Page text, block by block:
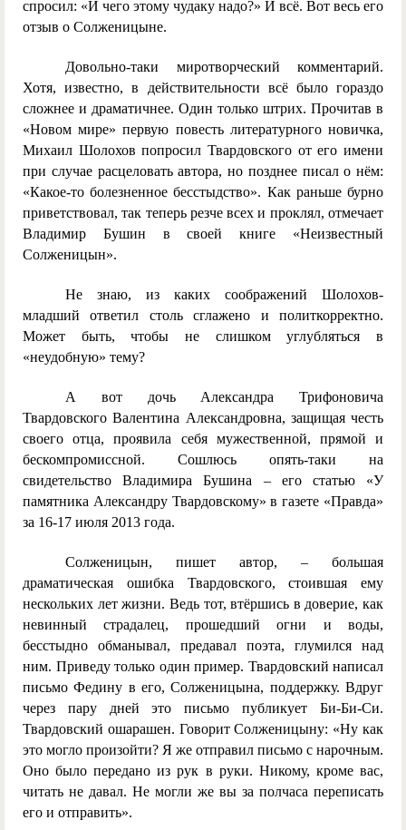
спросил: «И чего этому чудаку надо?» И всё. Вот весь его
отзыв о Солженицыне.
Довольно-таки миротворческий комментарий.
Хотя, известно, в действительности всё было гораздо
сложнее и драматичнее. Один только штрих. Прочитав в
«Новом мире» первую повесть литературного новичка,
Михаил Шолохов попросил Твардовского от его имени
при случае расцеловать автора, но позднее писал о нём:
«Какое-то болезненное бесстыдство». Как раньше бурно
приветствовал, так теперь резче всех и проклял, отмечает
Владимир Бушин в своей книге «Неизвестный
Солженицын».
Не знаю, из каких соображений Шолохов-
младший ответил столь сглажено и политкорректно.
Может быть, чтобы не слишком углубляться в
«неудобную» тему?
А вот дочь Александра Трифоновича
Твардовского Валентина Александровна, защищая честь
своего отца, проявила себя мужественной, прямой и
бескомпромиссной. Сошлюсь опять-таки на
свидетельство Владимира Бушина – его статью «У
памятника Александру Твардовскому» в газете «Правда»
за 16-17 июля 2013 года.
Солженицын, пишет автор, – большая
драматическая ошибка Твардовского, стоившая ему
нескольких лет жизни. Ведь тот, втёршись в доверие, как
невинный страдалец, прошедший огни и воды,
бесстыдно обманывал, предавал поэта, глумился над
ним. Приведу только один пример. Твардовский написал
письмо Федину в его, Солженицына, поддержку. Вдруг
через пару дней это письмо публикует Би-Би-Си.
Твардовский ошарашен. Говорит Солженицыну: «Ну как
это могло произойти? Я же отправил письмо с нарочным.
Оно было передано из рук в руки. Никому, кроме вас,
читать не давал. Не могли же вы за полчаса переписать
его и отправить».